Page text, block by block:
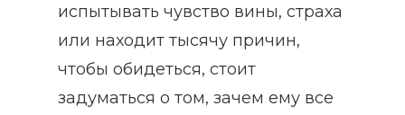
испытывать чувство вины, страха
или находит тысячу причин,
чтобы обидеться, стоит
задуматься о том, зачем ему все